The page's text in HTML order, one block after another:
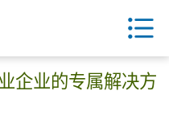
企业的专属解决方